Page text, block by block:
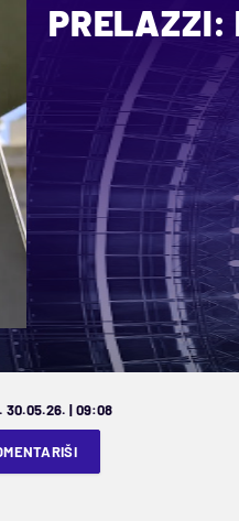
PRELAZZI:
30.05.26. | 09:08